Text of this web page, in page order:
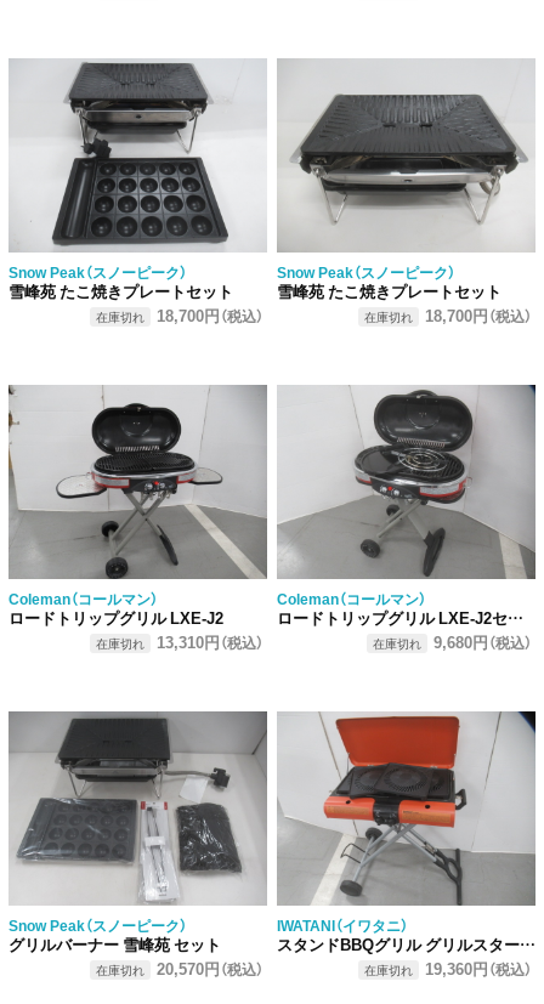
Snow Peak（スノーピーク）
雪峰苑 たこ焼きプレートセット
在庫切れ 18,700円（税込）
Snow Peak（スノーピーク）
雪峰苑 たこ焼きプレートセット
在庫切れ 18,700円（税込）
Coleman（コールマン）
ロードトリップグリル LXE-J2
在庫切れ 13,310円（税込）
Coleman（コールマン）
ロードトリップグリル LXE-J2セット
在庫切れ 9,680円（税込）
Snow Peak（スノーピーク）
グリルバーナー 雪峰苑 セット
在庫切れ 20,570円（税込）
IWATANI（イワタニ）
スタンドBBQグリル グリルスター セット
在庫切れ 19,360円（税込）